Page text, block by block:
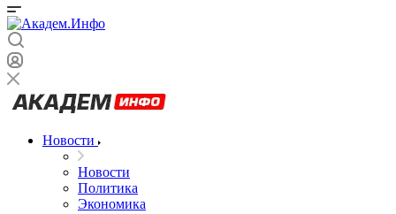
Новости
Новости
Политика
Экономика